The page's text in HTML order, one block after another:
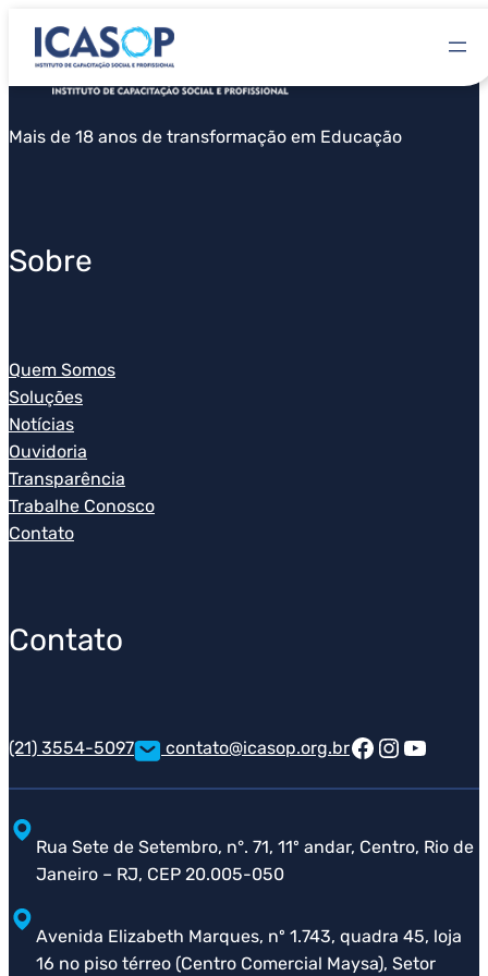
Mais de 18 anos de transformação em Educação
Sobre
Quem Somos
Soluções
Notícias
Ouvidoria
Transparência
Trabalhe Conosco
Contato
Contato
(21) 3554-5097 contato@icasop.org.brFacebook
Rua Sete de Setembro, n°. 71, 11º andar, Centro, Rio de
Janeiro – RJ, CEP 20.005-050
Avenida Elizabeth Marques, nº 1.743, quadra 45, loja
16 no piso térreo (Centro Comercial Maysa), Setor